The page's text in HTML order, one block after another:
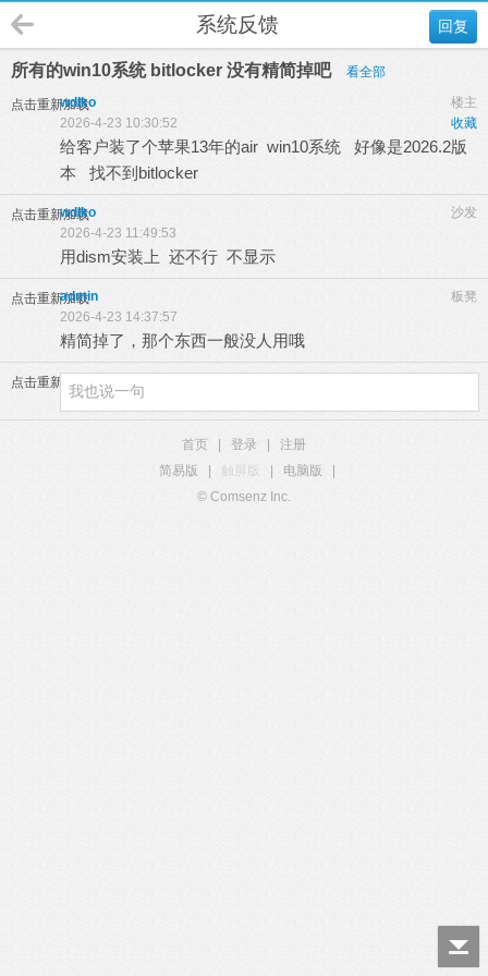
回复
系统反馈
所有的win10系统 bitlocker 没有精简掉吧 看全部
点击重新加载 楼主
wdlko
收藏
2026-4-23 10:30:52
给客户装了个苹果13年的air win10系统 好像是2026.2版
本 找不到bitlocker
点击重新加载 沙发
wdlko
2026-4-23 11:49:53
用dism安装上 还不行 不显示
点击重新加载 板凳
admin
2026-4-23 14:37:57
精简掉了，那个东西一般没人用哦
点击重新加载
首页 登录
注册
简易版
触屏版 电脑版
© Comsenz Inc.